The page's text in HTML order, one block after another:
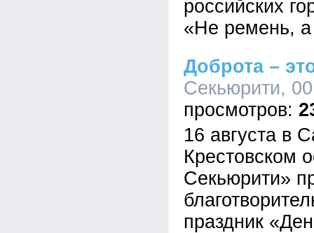
российских
«Не ремень, а
Доброта –
Секьюрити,
16 августа в
Крестовском
Секьюрити»
праздник